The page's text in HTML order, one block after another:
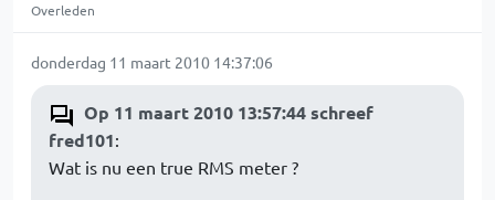
Overleden
donderdag 11 maart 2010 14:37:06
Op 11 maart 2010 13:57:44 schreef
fred101:
Wat is nu een true RMS meter ?